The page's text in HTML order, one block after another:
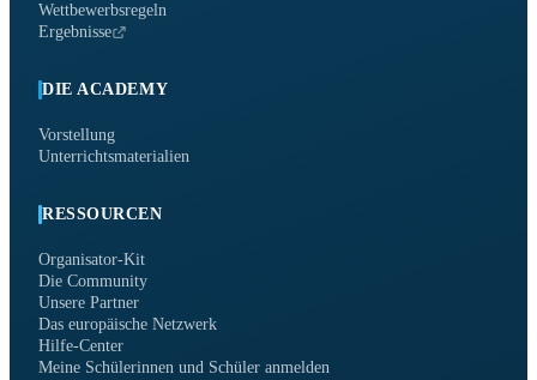
Wettbewerbsregeln
Ergebnisse
DIE ACADEMY
Vorstellung
Unterrichtsmaterialien
RESSOURCEN
Organisator-Kit
Die Community
Unsere Partner
Das europäische Netzwerk
Hilfe-Center
Meine Schülerinnen und Schüler anmelden